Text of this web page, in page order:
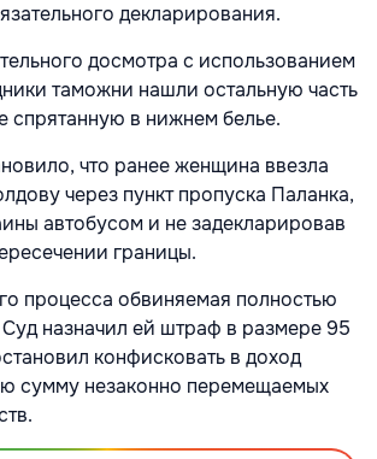
декларирования.
досмотра с использованием
таможни нашли остальную часть
спрятанную в нижнем белье.
что ранее женщина ввезла
через пункт пропуска Паланкa,
автобусом и не задекларировав
границы.
процесса обвиняемая полностью
назначил ей штраф в размере 95
конфисковать в доход
сумму незаконно перемещаемых